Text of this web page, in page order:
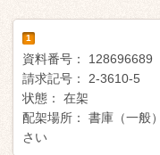
1
資料番号：
128696689
請求記号：
2-3610-5
状態：
在架
配架場所：
書庫（一般
さい